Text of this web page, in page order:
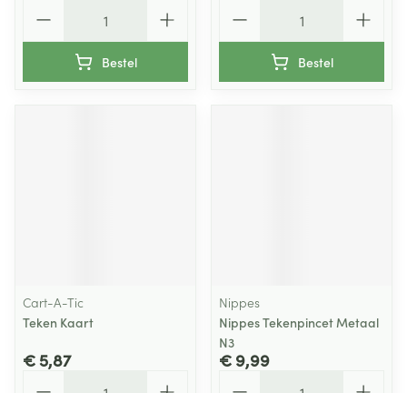
Bestel Bestel
Cart-A-Tic
Teken Kaart
€ 5,87
Nippes
Nippes Tekenpincet Metaal
N3
€ 9,99